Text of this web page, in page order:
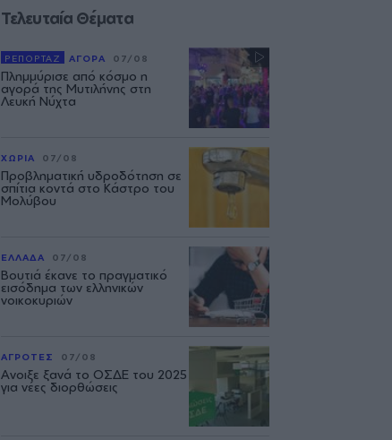
Τελευταία Θέματα
ΡΕΠΟΡΤΑΖ ΑΓΟΡΑ 07/08
Πλημμύρισε από κόσμο η
αγορά της Μυτιλήνης στη
Λευκή Νύχτα
ΧΩΡΙΑ 07/08
Προβληματική υδροδότηση σε
σπίτια κοντά στο Κάστρο του
Μολύβου
ΕΛΛΑΔΑ 07/08
Βουτιά έκανε το πραγματικό
εισόδημα των ελληνικών
νοικοκυριών
ΑΓΡΟΤΕΣ 07/08
Ανοιξε ξανά το ΟΣΔΕ του 2025
για νέες διορθώσεις